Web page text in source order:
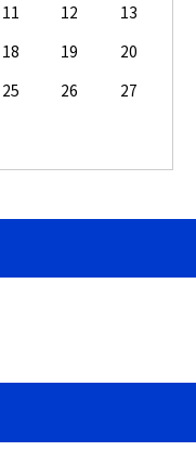
11 12
13
18 19
20
25 26
27